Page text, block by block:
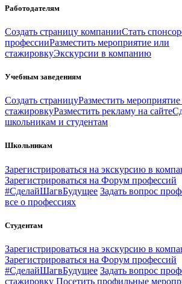
Работодателям
Создать страницу компанииСтать
профессииРазместить мероприятие или
стажировкуЭкскурсии в компанию
Учебным заведениям
Создать страницуРазместить
стажировкуРазместить рекламу на сайте
школьникам и студентам
Школьникам
Зарегистрироваться на экскурсию в
Зарегистрироваться на Форум профессий
#СделайШагвБудущее Задать вопрос
все о профессиях
Студентам
Зарегистрироваться на экскурсию в
Зарегистрироваться на Форум профессий
#СделайШагвБудущее Задать вопрос
стажировку Посетить профильные